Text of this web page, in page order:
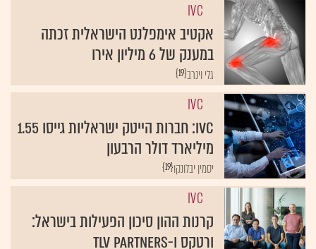
IVC
אקטיב אימפלנט הישראלית זכתה
במענק של 6 מיליון אירו
{19}גלי וינרב
IVC
IVC: חברות הייטק ישראליות גייסו 1.55
מיליארד דולר הרבעון
{19}יסמין יבלונקו
IVC
קרנות ההון סיכון הפעילות בישראל:
ורטקס ו-TLV Partners